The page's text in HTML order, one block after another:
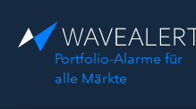
Portfolio-Alarme für
alle Märkte